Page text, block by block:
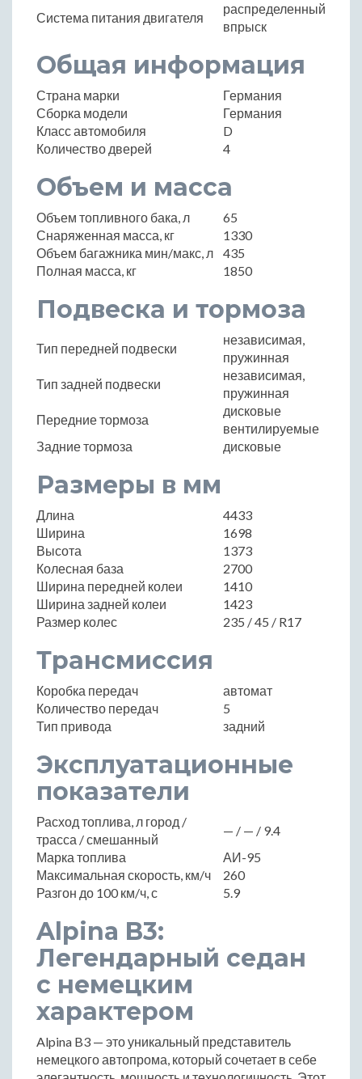
Система питания двигателя
распределенный
впрыск
Общая информация
Страна марки
Германия
Сборка модели
Германия
Класс автомобиля
D
Количество дверей
4
Объем и масса
Объем топливного бака, л
65
Снаряженная масса, кг
1330
Объем багажника мин/макс, л
435
Полная масса, кг
1850
Подвеска и тормоза
Тип передней подвески
независимая,
пружинная
Тип задней подвески
независимая,
пружинная
Передние тормоза
дисковые
вентилируемые
Задние тормоза
дисковые
Размеры в мм
Длина
4433
Ширина
1698
Высота
1373
Колесная база
2700
Ширина передней колеи
1410
Ширина задней колеи
1423
Размер колес
235 / 45 / R17
Трансмиссия
Коробка передач
автомат
Количество передач
5
Тип привода
задний
Эксплуатационные
показатели
Расход топлива, л город /
трасса / смешанный
— / — / 9.4
Марка топлива
АИ-95
Максимальная скорость, км/ч
260
Разгон до 100 км/ч, с
5.9
Alpina B3:
Легендарный седан
с немецким
характером
Alpina B3 — это уникальный представитель
немецкого автопрома, который сочетает в себе